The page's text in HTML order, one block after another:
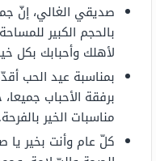
صديقي الغالي، إنّ
بالحجم الكبير
لأهلك وأحبابك بكل
بمناسبة عيد الحب
برفقة الأحباب
مناسبات الخير بالفرحة.
كلّ عام وأنت بخير يا